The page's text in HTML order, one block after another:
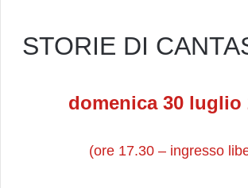
STORIE DI
domenica 30 luglio
(ore 17.30 – ingresso